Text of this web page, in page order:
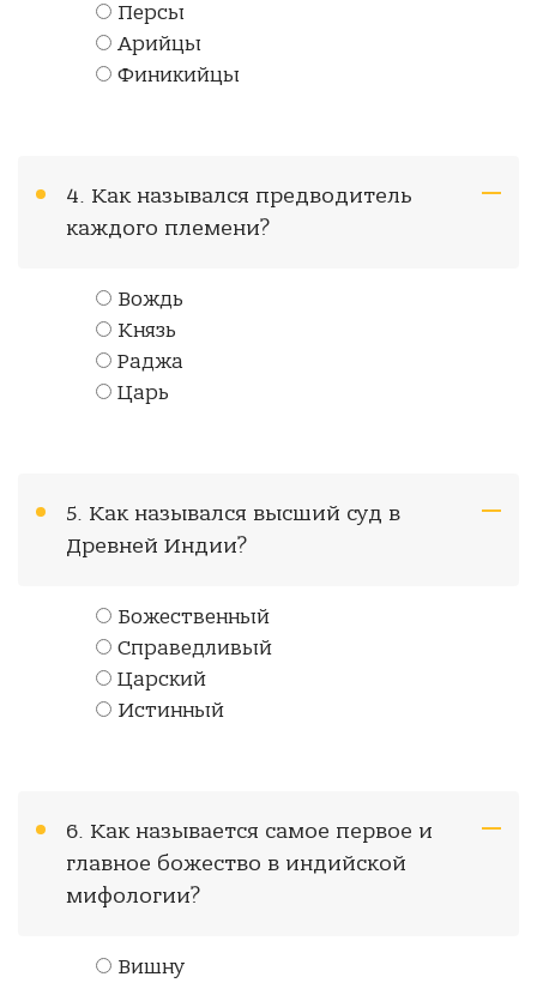
Персы
Арийцы
Финикийцы
4. Как назывался предводитель
каждого племени?
Вождь
Князь
Раджа
Царь
5. Как назывался высший суд в
Древней Индии?
Божественный
Справедливый
Царский
Истинный
6. Как называется самое первое и
главное божество в индийской
мифологии?
Вишну